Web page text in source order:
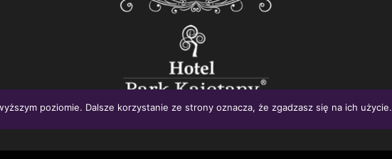
poziomie. Dalsze korzystanie ze strony oznacza, że zgadzasz się na ich użycie.